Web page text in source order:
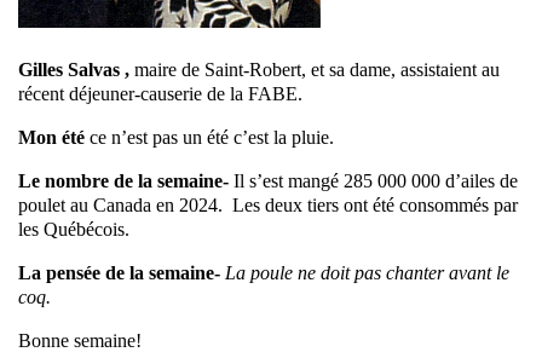
Gilles Salvas , maire de Saint-Robert, et sa dame, assistaient au
récent déjeuner-causerie de la FABE.
Mon été ce n’est pas un été c’est la pluie.
Le nombre de la semaine- Il s’est mangé 285 000 000 d’ailes de
poulet au Canada en 2024. Les deux tiers ont été consommés par
les Québécois.
La pensée de la semaine- La poule ne doit pas chanter avant le
coq.
Bonne semaine!